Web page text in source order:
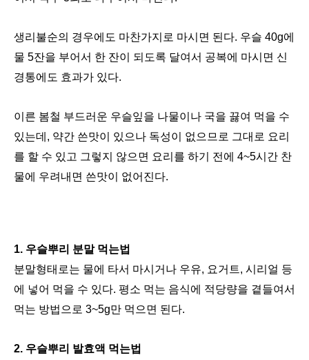
생리불순의 경우에도 마찬가지로 마시면 된다. 우슬 40g에
물 5잔을 부어서 한 잔이 되도록 달여서 공복에 마시면 신
경통에도 효과가 있다.
이른 봄철 부드러운 우슬잎을 나물이나 국을 끓여 먹을 수
있는데, 약간 쓴맛이 있으나 독성이 없으므로 그대로 요리
를 할 수 있고 그렇지 않으면 요리를 하기 전에 4~5시간 찬
물에 우려내면 쓴맛이 없어진다.
1. 우슬뿌리 분말 먹는법
분말형태로는 물에 타서 마시거나 우유, 요거트, 시리얼 등
에 넣어 먹을 수 있다. 평소 먹는 음식에 적당량을 곁들여서
먹는 방법으로 3~5g만 먹으면 된다.
2. 우슬뿌리 발효액 먹는법